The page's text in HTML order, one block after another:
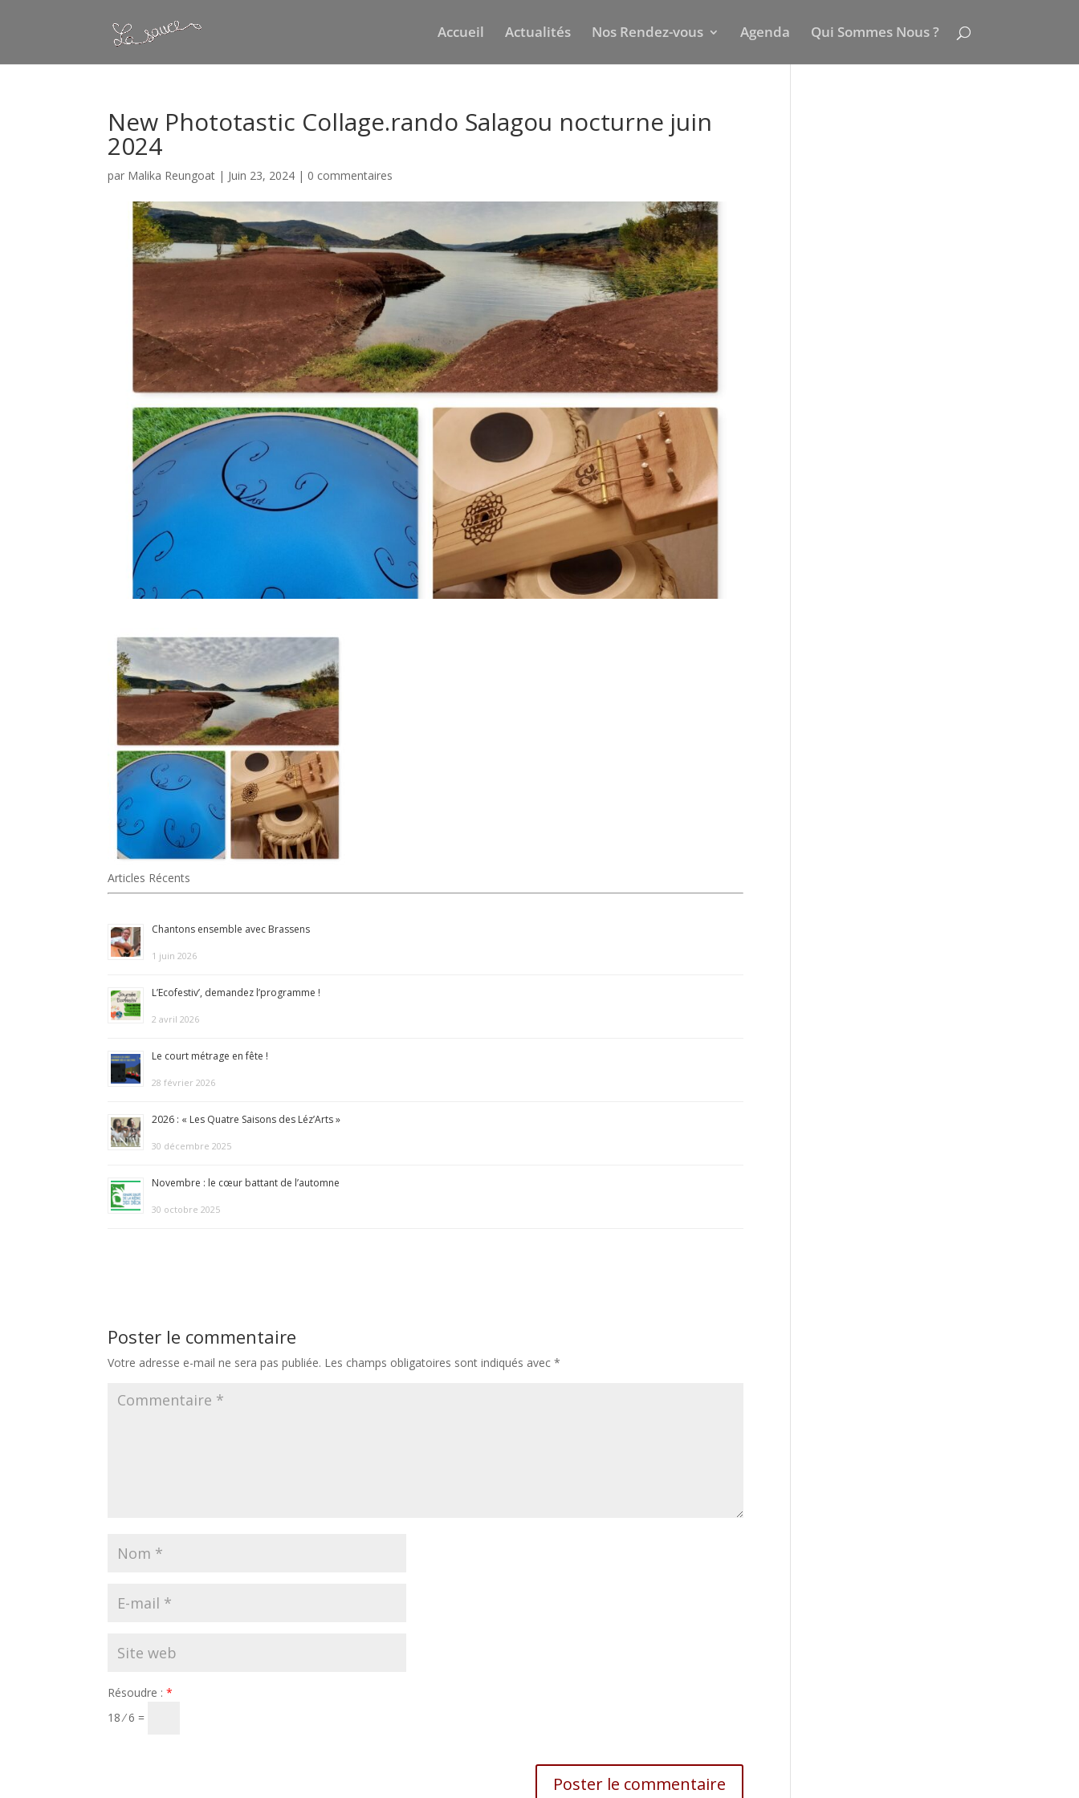
Accueil Actualités Nos Rendez-vous Agenda Qui Sommes Nous ?
New Phototastic Collage.rando Salagou nocturne juin
2024
par Malika Reungoat | Juin 23, 2024 | 0 commentaires
Articles Récents
Chantons ensemble avec Brassens
1 juin 2026
L’Ecofestiv’, demandez l’programme !
2 avril 2026
Le court métrage en fête !
28 février 2026
2026 : « Les Quatre Saisons des Léz’Arts »
30 décembre 2025
Novembre : le cœur battant de l’automne
30 octobre 2025
Poster le commentaire
Votre adresse e-mail ne sera pas publiée. Les champs obligatoires sont indiqués avec*
Résoudre :*
18 ⁄ 6 =